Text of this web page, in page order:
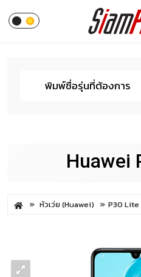
Huawei
หัวเว่ย (Huawei) P30 Lite